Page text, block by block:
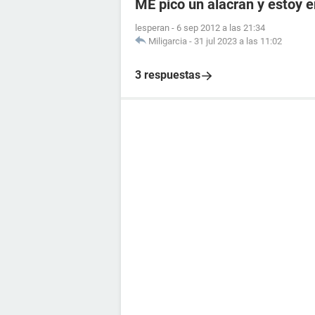
ME pico un alacran y estoy
lesperan - 6 sep 2012 a las 21:34
Miligarcia - 31 jul 2023 a las 11:02
3 respuestas